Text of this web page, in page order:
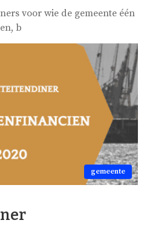
voor wie de gemeente één
b
gemeente